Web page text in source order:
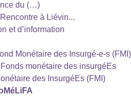
du (…)
à Liévin...
et d’information
Monétaire des Insurgé-e-s (FMI)
monétaire des insurgéEs
des InsurgéEs (FMI)